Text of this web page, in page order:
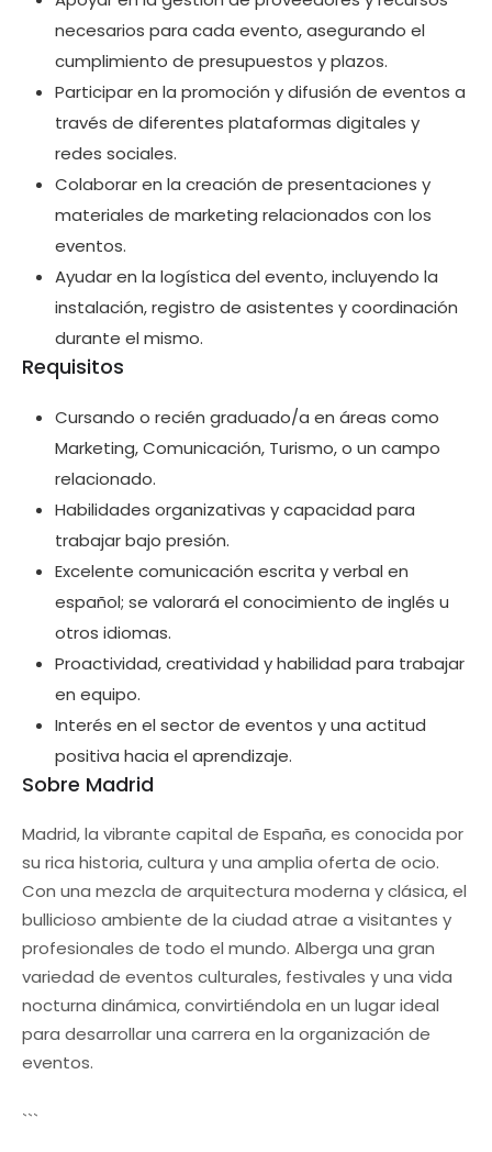
necesarios para cada evento, asegurando el
cumplimiento de presupuestos y plazos.
Participar en la promoción y difusión de eventos a
través de diferentes plataformas digitales y
redes sociales.
Colaborar en la creación de presentaciones y
materiales de marketing relacionados con los
eventos.
Ayudar en la logística del evento, incluyendo la
instalación, registro de asistentes y coordinación
durante el mismo.
Requisitos
Cursando o recién graduado/a en áreas como
Marketing, Comunicación, Turismo, o un campo
relacionado.
Habilidades organizativas y capacidad para
trabajar bajo presión.
Excelente comunicación escrita y verbal en
español; se valorará el conocimiento de inglés u
otros idiomas.
Proactividad, creatividad y habilidad para trabajar
en equipo.
Interés en el sector de eventos y una actitud
positiva hacia el aprendizaje.
Sobre Madrid
Madrid, la vibrante capital de España, es conocida por
su rica historia, cultura y una amplia oferta de ocio.
Con una mezcla de arquitectura moderna y clásica, el
bullicioso ambiente de la ciudad atrae a visitantes y
profesionales de todo el mundo. Alberga una gran
variedad de eventos culturales, festivales y una vida
nocturna dinámica, convirtiéndola en un lugar ideal
para desarrollar una carrera en la organización de
eventos.
```